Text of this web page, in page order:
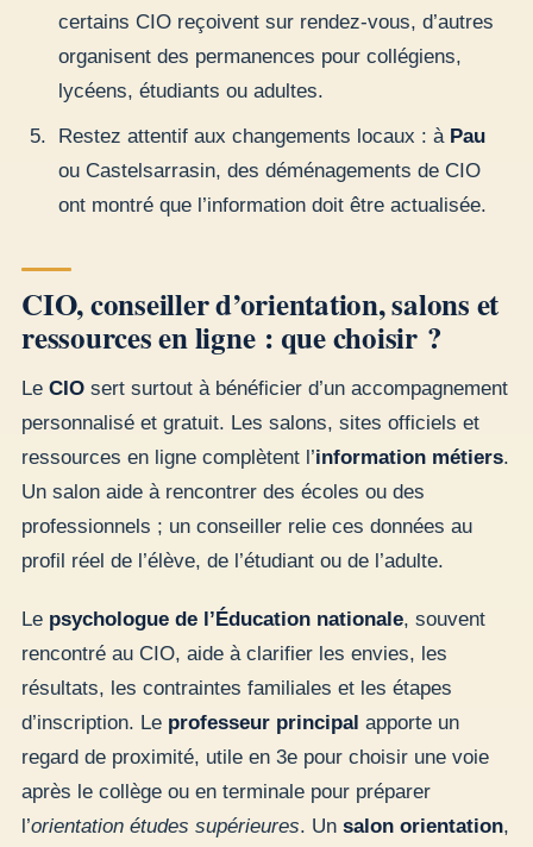
certains CIO reçoivent sur rendez-vous, d’autres
organisent des permanences pour collégiens,
lycéens, étudiants ou adultes.
Restez attentif aux changements locaux : à Pau
ou Castelsarrasin, des déménagements de CIO
ont montré que l’information doit être actualisée.
CIO, conseiller d’orientation, salons et
ressources en ligne : que choisir ?
Le CIO sert surtout à bénéficier d’un accompagnement
personnalisé et gratuit. Les salons, sites officiels et
ressources en ligne complètent l’information métiers.
Un salon aide à rencontrer des écoles ou des
professionnels ; un conseiller relie ces données au
profil réel de l’élève, de l’étudiant ou de l’adulte.
Le psychologue de l’Éducation nationale, souvent
rencontré au CIO, aide à clarifier les envies, les
résultats, les contraintes familiales et les étapes
d’inscription. Le professeur principal apporte un
regard de proximité, utile en 3e pour choisir une voie
après le collège ou en terminale pour préparer
l’orientation études supérieures. Un salon orientation,